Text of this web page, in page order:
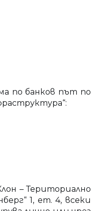
по банков път по
:
– Териториално
1, ет. 4, всеки